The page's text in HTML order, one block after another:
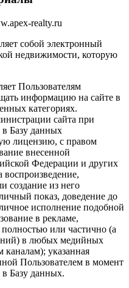
realty.ru
собой электронный
недвижимости, которую
Пользователям
информацию на сайте в
категориях.
сайта при
Базу данных
лицензию, с правом
внесенной
Федерации и других
воспроизведение,
создание из него
показ, доведение до
исполнение подобной
в рекламе,
или частично (а
в любых медийных
указанная
Пользователем в момент
Базу данных.